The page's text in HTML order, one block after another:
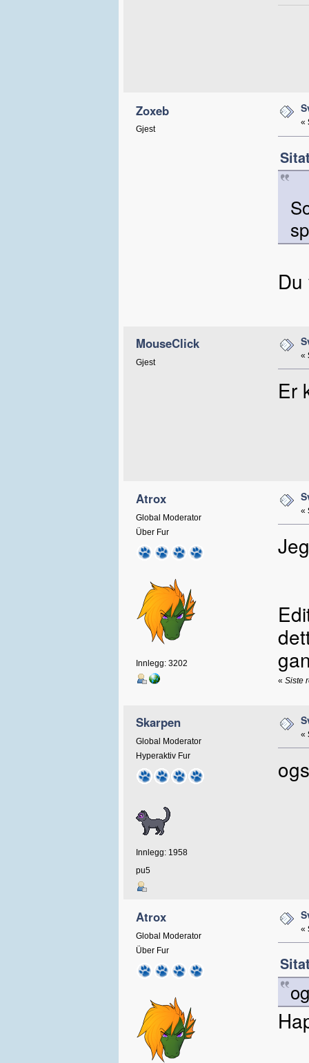
Zoxeb
Gjest
«
MouseClick
Gjest
«
Er
Atrox
Global Moderator
Über Fur
Innlegg: 3202
«
« Siste
Skarpen
Global Moderator
Hyperaktiv Fur
Innlegg: 1958
pu5
«
Atrox
Global Moderator
Über Fur
«